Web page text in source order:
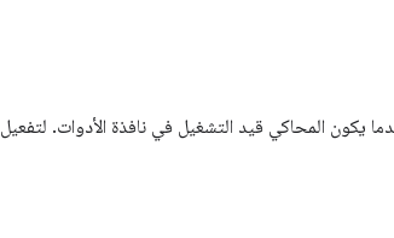
يكون المحاكي قيد التشغيل في نافذة الأدوات. لتفعيل